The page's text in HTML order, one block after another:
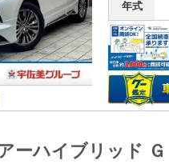
年式
ーハイブリッド